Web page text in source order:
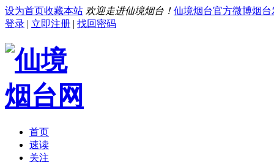
设为首页收藏本站 欢迎走进仙境烟台！ 仙境烟台官方微博烟台
登录 | 立即注册 | 找回密码
首页
速读
关注